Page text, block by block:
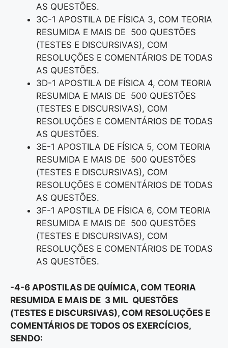
AS QUESTÕES.
3C-1 APOSTILA DE FÍSICA 3, COM TEORIA
RESUMIDA E MAIS DE 500 QUESTÕES
(TESTES E DISCURSIVAS), COM
RESOLUÇÕES E COMENTÁRIOS DE TODAS
AS QUESTÕES.
3D-1 APOSTILA DE FÍSICA 4, COM TEORIA
RESUMIDA E MAIS DE 500 QUESTÕES
(TESTES E DISCURSIVAS), COM
RESOLUÇÕES E COMENTÁRIOS DE TODAS
AS QUESTÕES.
3E-1 APOSTILA DE FÍSICA 5, COM TEORIA
RESUMIDA E MAIS DE 500 QUESTÕES
(TESTES E DISCURSIVAS), COM
RESOLUÇÕES E COMENTÁRIOS DE TODAS
AS QUESTÕES.
3F-1 APOSTILA DE FÍSICA 6, COM TEORIA
RESUMIDA E MAIS DE 500 QUESTÕES
(TESTES E DISCURSIVAS), COM
RESOLUÇÕES E COMENTÁRIOS DE TODAS
AS QUESTÕES.
-4-6 APOSTILAS DE QUÍMICA, COM TEORIA
RESUMIDA E MAIS DE 3 MIL QUESTÕES
(TESTES E DISCURSIVAS), COM RESOLUÇÕES E
COMENTÁRIOS DE TODOS OS EXERCÍCIOS,
SENDO: